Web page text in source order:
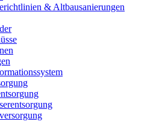
& Altbausanierungen